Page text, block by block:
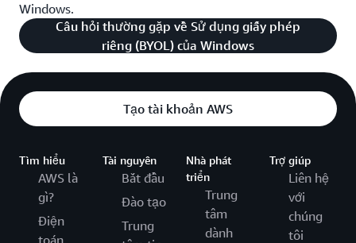
Windows.
Câu hỏi thường gặp về Sử dụng giấy phép
riêng (BYOL) của Windows
Tạo tài khoản AWS
Tìm hiểu
AWS là
gì?
Điện
Tài nguyên
Bắt đầu
Đào tạo
Trung
Nhà phát
triển
Trung
tâm
dành
Trợ giúp
Liên hệ
với
chúng
tôi